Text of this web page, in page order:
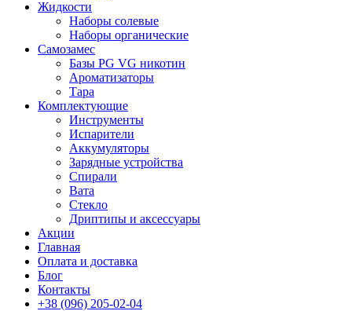
Жидкости
Наборы солевые
Наборы органические
Самозамес
Базы PG VG никотин
Ароматизаторы
Тара
Комплектующие
Инструменты
Испарители
Аккумуляторы
Зарядные устройства
Спирали
Вата
Стекло
Дриптипы и аксессуары
Акции
Главная
Оплата и доставка
Блог
Контакты
+38 (096) 205-02-04